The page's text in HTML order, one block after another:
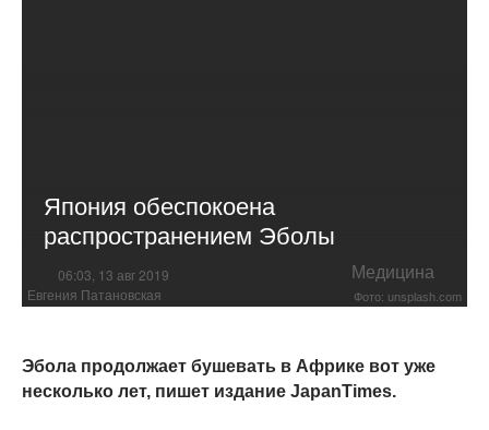
Япония обеспокоена
распространением Эболы
06:03, 13 авг 2019 Медицина
Евгения Патановская Фото: unsplash.com
Эбола продолжает бушевать в Африке вот уже
несколько лет, пишет издание JapanTimes.